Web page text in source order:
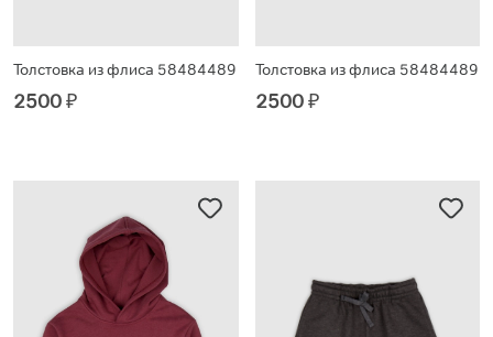
Толстовка из флиса 58484489
2500₽
Толстовка из флиса 58484489
2500₽